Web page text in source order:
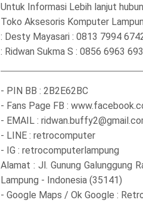
Untuk Informasi Lebih lanjut
Toko Aksesoris Komputer
: Desty Mayasari : 0813 7994
: Ridwan Sukma S : 0856 6963
- PIN BB : 2B2E62BC
- Fans Page FB :
- EMAIL :
- LINE : retrocomputer
- IG : retrocomputerlampung
Alamat : Jl. Gunung Galunggung
Lampung - Indonesia (35141)
- Google Maps / Ok Google :